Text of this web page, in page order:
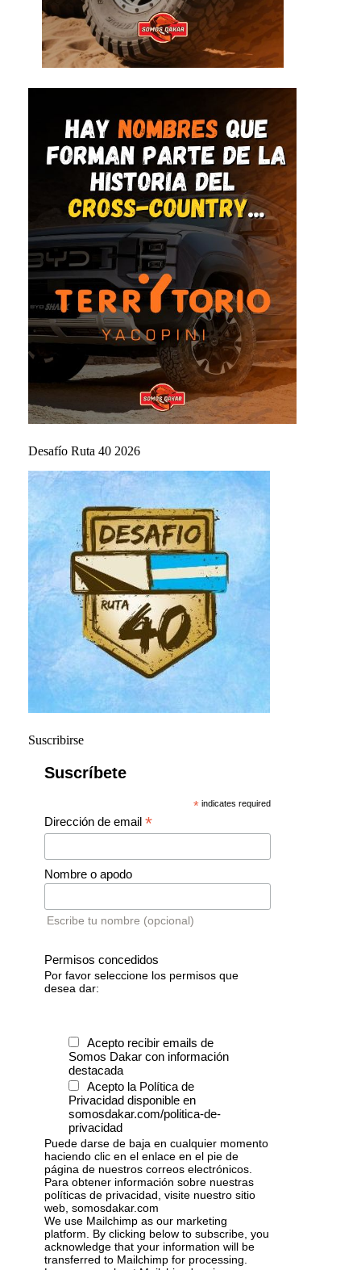
Desafío Ruta 40 2026
Suscribirse
Suscríbete
* indicates required
Dirección de email *
Nombre o apodo
Escribe tu nombre (opcional)
Permisos concedidos
Por favor seleccione los permisos que
desea dar:
Acepto recibir emails de
Somos Dakar con información
destacada
Acepto la Política de
Privacidad disponible en
somosdakar.com/politica-de-
privacidad
Puede darse de baja en cualquier momento
haciendo clic en el enlace en el pie de
página de nuestros correos electrónicos.
Para obtener información sobre nuestras
políticas de privacidad, visite nuestro sitio
web, somosdakar.com
We use Mailchimp as our marketing
platform. By clicking below to subscribe, you
acknowledge that your information will be
transferred to Mailchimp for processing.